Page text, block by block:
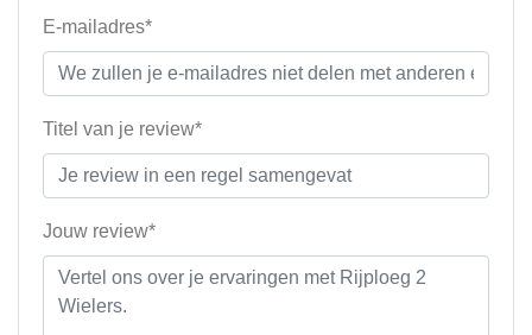
E-mailadres*
Titel van je review*
Jouw review*